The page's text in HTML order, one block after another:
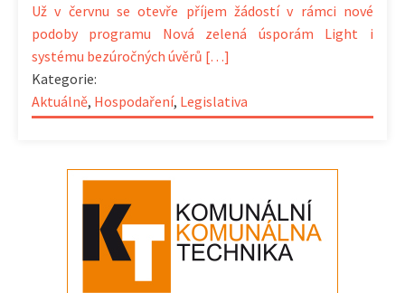
Už v červnu se otevře příjem žádostí v rámci nové
podoby programu Nová zelená úsporám Light i
systému bezúročných úvěrů […]
Kategorie:
Aktuálně, Hospodaření, Legislativa